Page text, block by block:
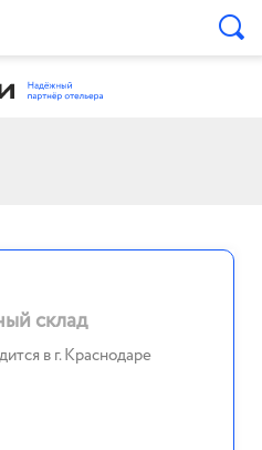
склад
в г. Краснодаре